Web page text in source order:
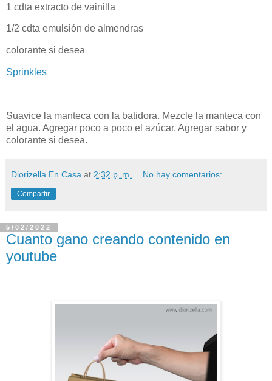
1 cdta extracto de vainilla
1/2 cdta emulsión de almendras
colorante si desea
Sprinkles
Suavice la manteca con la batidora. Mezcle la manteca con
el agua. Agregar poco a poco el azúcar. Agregar sabor y
colorante si desea.
Diorizella En Casa at 2:32 p. m. No hay comentarios:
Compartir
5/02/2022
Cuanto gano creando contenido en
youtube